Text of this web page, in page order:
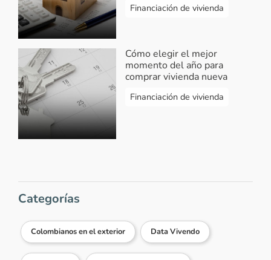
Ver más comentarios
Financiación de vivienda
Cómo elegir el mejor
momento del año para
comprar vivienda nueva
Financiación de vivienda
Categorías
Colombianos en el exterior Data Vivendo